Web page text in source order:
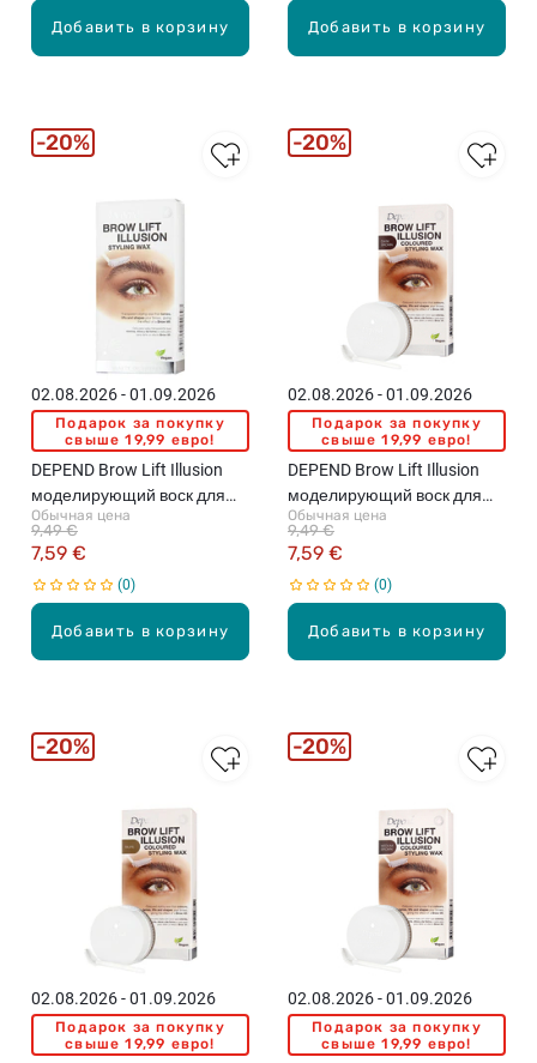
Добавить в корзину Добавить в корзину
Добавить в корзину
02.08.2026 - 01.09.2026
Подарок за покупку
свыше 19,99 евро!
DEPEND Brow Lift Illusion
моделирующий воск для
бровей, Transparent, 5г
Обычная цена
7,59 €
9,49 €
0
20%
Добавить в корзину
02.08.2026 - 01.09.2026
Подарок за покупку
свыше 19,99 евро!
DEPEND Brow Lift Illusion
моделирующий воск для
бровей, Dark Brown, 5г
Обычная цена
7,59 €
9,49 €
0
20%
02.08.2026 - 01.09.2026
Подарок за покупку
свыше 19,99 евро!
20%
02.08.2026 - 01.09.2026
Подарок за покупку
свыше 19,99 евро!
20%